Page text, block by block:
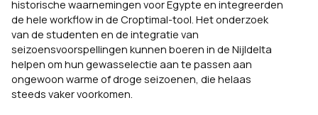
historische waarnemingen voor Egypte en integreerden
de hele workflow in de Croptimal-tool. Het onderzoek
van de studenten en de integratie van
seizoensvoorspellingen kunnen boeren in de Nijldelta
helpen om hun gewasselectie aan te passen aan
ongewoon warme of droge seizoenen, die helaas
steeds vaker voorkomen.